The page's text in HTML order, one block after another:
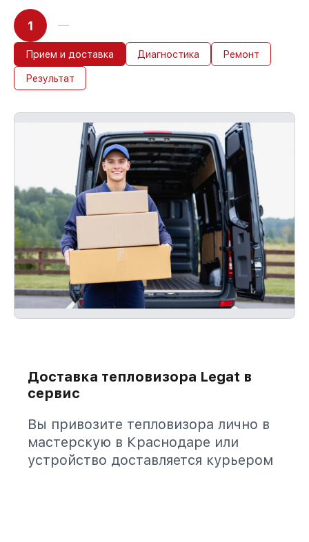
1
Прием и доставка Диагностика Ремонт
Результат
Доставка тепловизора Legat в
сервис
Вы привозите тепловизора лично в
мастерскую в Краснодаре или
устройство доставляется курьером